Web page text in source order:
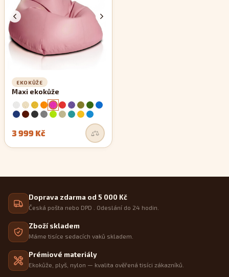
EKOKŮŽE
Maxi ekokůže
3 999 Kč
Doprava zdarma od 5 000 Kč
Česká pošta nebo DPD . Odeslání do 24 hodin.
Zboží skladem
Máme tisíce sedacích vaků skladem.
Prémiové materiály
Ekokůže, plyš, nylon — kvalita ověřená tisíci zákazníků.